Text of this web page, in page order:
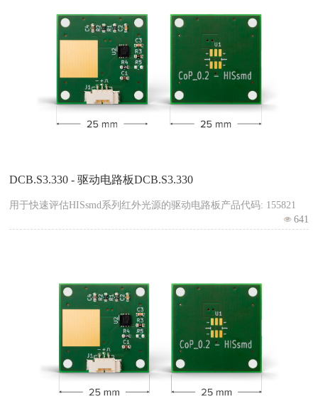
DCB.S3.330 - 驱动电路板DCB.S3.330
用于快速评估HISsmd系列红外光源的驱动电路板产品代码: 155821
641